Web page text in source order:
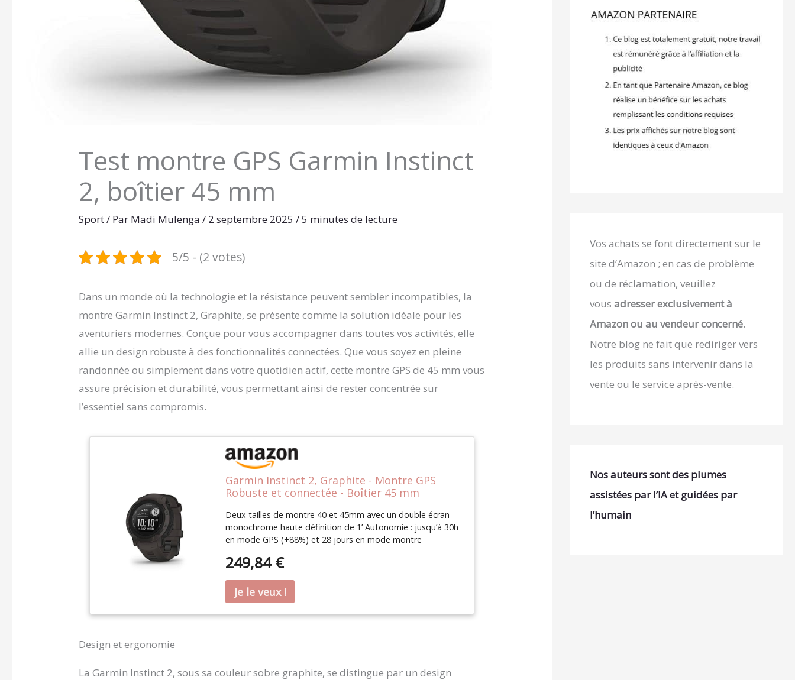
Test montre GPS Garmin Instinct
2, boîtier 45 mm
Sport/ Par Madi Mulenga/ 2 septembre 2025/5 minutes de lecture
5/5 - (2 votes)
Dans un monde où la technologie et la résistance peuvent sembler incompatibles, la
montre Garmin Instinct 2, Graphite, se présente comme la solution idéale pour les
aventuriers modernes. Conçue pour vous accompagner dans toutes vos activités, elle
allie un design robuste à des fonctionnalités connectées. Que vous soyez en pleine
randonnée ou simplement dans votre quotidien actif, cette montre GPS de 45 mm vous
assure précision et durabilité, vous permettant ainsi de rester concentrée sur
l’essentiel sans compromis.
Garmin Instinct 2, Graphite - Montre GPS
Robuste et connectée - Boîtier 45 mm
Deux tailles de montre 40 et 45mm avec un double écran
monochrome haute définition de 1’ Autonomie : jusqu’à 30h
en mode GPS (+88%) et 28 jours en mode montre
connectées : Smart Notifications et la personnalisation avec
s’adapter à toutes les passions Suivi de l’activité quotidienne
: de la forme physique et la santé avec les fonctions Body
Battery, analyse du sommeil, respiration
249,84 €
Design et ergonomie
La Garmin Instinct 2, sous sa couleur sobre graphite, se distingue par un design
Vos achats se font directement sur le
site d’Amazon ; en cas de problème
ou de réclamation, veuillez
vous adresser exclusivement à
Amazon ou au vendeur concerné.
Notre blog ne fait que rediriger vers
les produits sans intervenir dans la
vente ou le service après-vente.
Nos auteurs sont des plumes
assistées par l’IA et guidées par
l’humain